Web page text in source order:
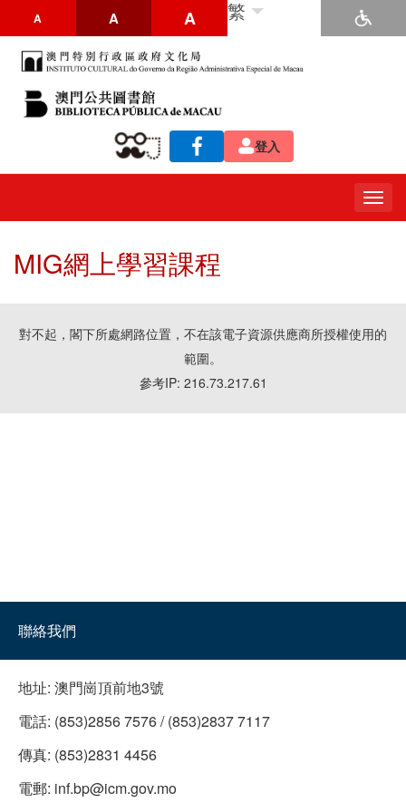
A A A 繁
登入
MIG網上學習課程
對不起，閣下所處網路位置，不在該電子資源供應商所授權使用的
範圍。
參考IP: 216.73.217.61
聯絡我們
地址: 澳門崗頂前地3號
電話: (853)2856 7576 / (853)2837 7117
傳真: (853)2831 4456
電郵: inf.bp@icm.gov.mo